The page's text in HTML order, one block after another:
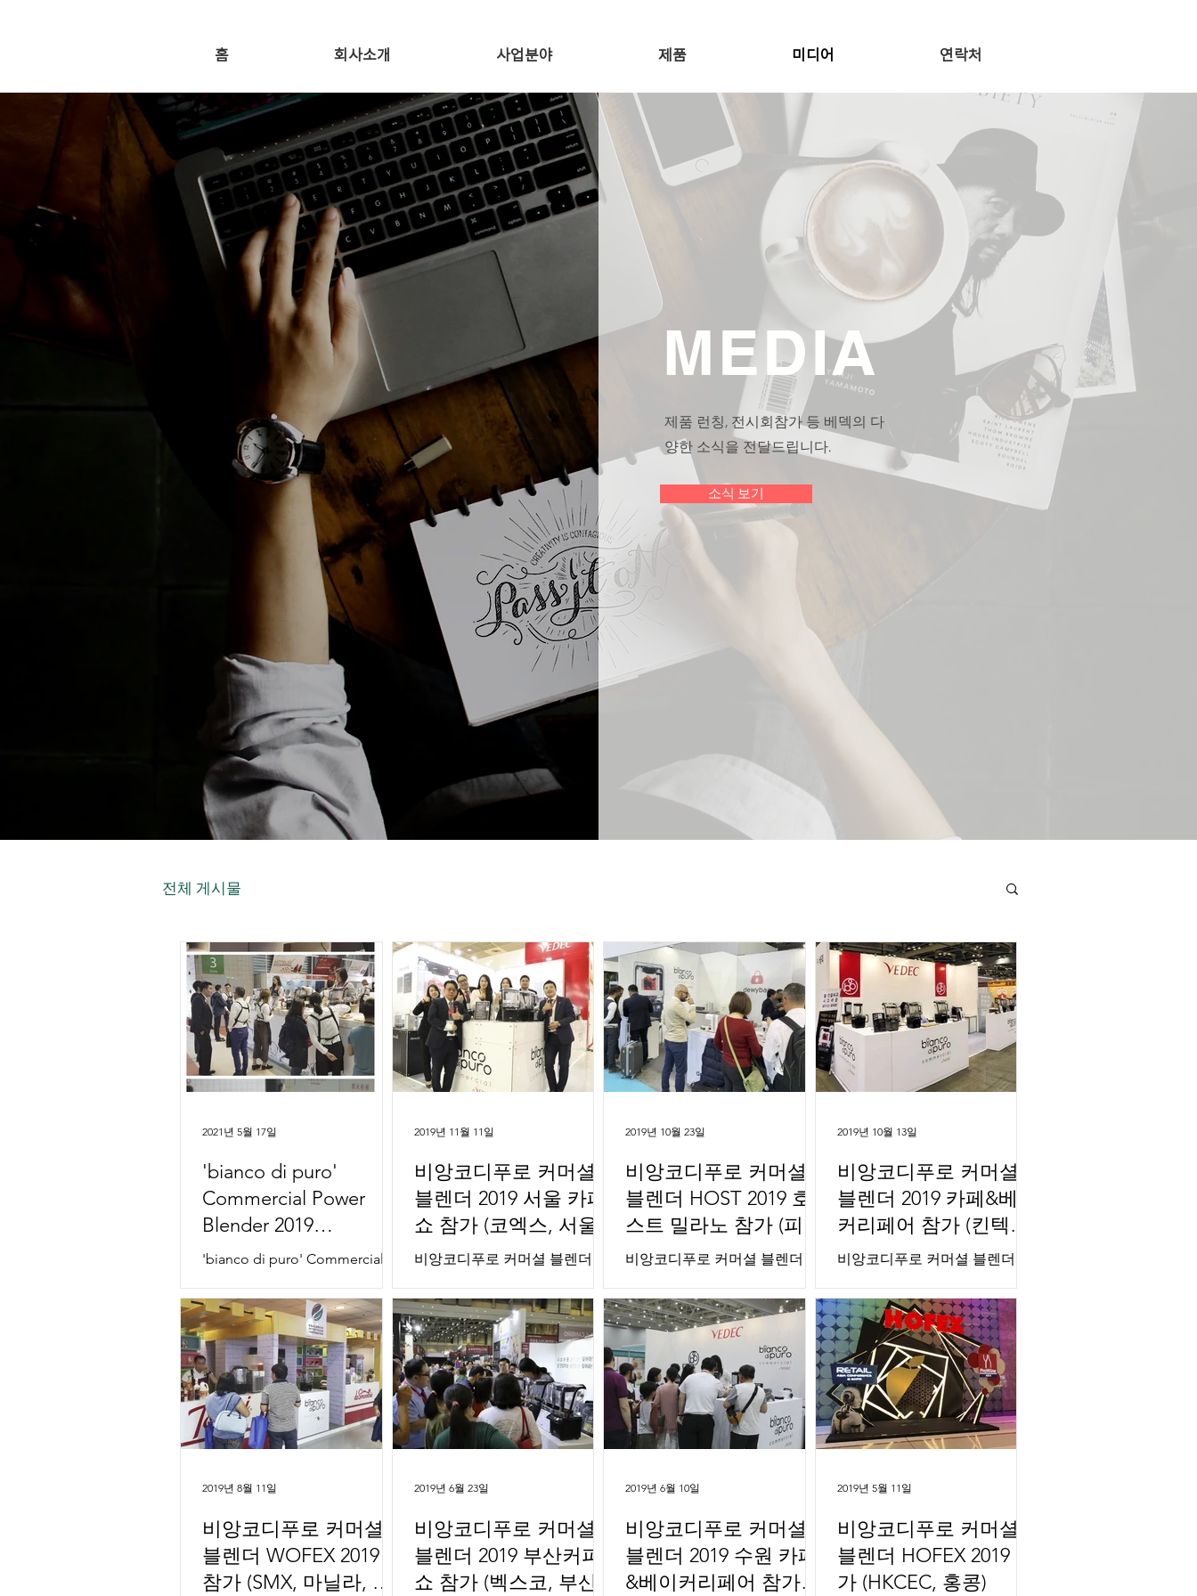
홈 회사소개 사업분야 제품 미디어 연락처
MEDIA
​제품 런칭, 전시회참가 등 베덱의 다
양한 소식을 전달드립니다.
소식 보기
전체 게시물
'bianco di puro'
Commercial Power
Blender 2019
SHANGHAI HOTELEX
'bianco di puro' Commercial
SHANGHAI HOTELEX VEDEC
INC. introduced German high-
tech Bianco di Puro
commercial power...
2021년 5월 17일
비앙코디푸로 커머셜
블렌더 2019 서울 카페
쇼 참가 (코엑스, 서울)
비앙코디푸로 커머셜 블렌더
서울) 2019 Seoul Café Show in
COEX, SEOUL, KOREA 2019. 11.
7 - 11. 10 주식회사 베덱은 지난
11월 07일 개최된 서울...
2019년 11월 11일
비앙코디푸로 커머셜
블렌더 HOST 2019 호
스트 밀라노 참가 (피에
라 밀라노, 밀라노, 이
비앙코디푸로 커머셜 블렌더
(피에라 밀라노, 밀라노, 이탈리
아) HOST 2019 in Fiera Milano,
MILANO, ITALY 2019. 10. 18 - 10.
22 주식회사 베덱은 지난 10월...
2019년 10월 23일
비앙코디푸로 커머셜
블렌더 2019 카페&베이
커리페어 참가 (킨텍스,
일산)
비앙코디푸로 커머셜 블렌더
(킨텍스, 일산, 경기) 2019 Café &
Bakery Fair in KINTEX, ILSAN,
KOREA 2019. 10. 9 - 10. 12 주식
회사 베덱은 지난 10월 9일...
2019년 10월 13일
비앙코디푸로 커머셜
블렌더 WOFEX 2019
참가 (SMX, 마닐라, 필
2019년 8월 11일
비앙코디푸로 커머셜
블렌더 2019 부산커피
쇼 참가 (벡스코, 부산)
2019년 6월 23일
비앙코디푸로 커머셜
블렌더 2019 수원 카페
&베이커리페어 참가
2019년 6월 10일
비앙코디푸로 커머셜
블렌더 HOFEX 2019 참
가 (HKCEC, 홍콩)
2019년 5월 11일